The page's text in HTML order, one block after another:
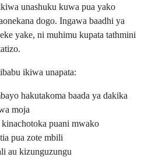
unashuku kuwa pua yako
dogo. Ingawa baadhi ya
yake, ni muhimu kupata tathmini
ikiwa unapata:
hakutakoma baada ya dakika
moja
puani mwako
pua zote mbili
au kizunguzungu